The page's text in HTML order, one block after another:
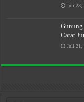
Juli 23,
Gunung
Catat
Juli 21,